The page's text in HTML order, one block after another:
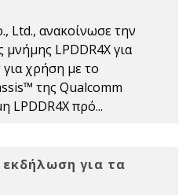
Ltd., ανακοίνωσε την
LPDDR4X για
χρήση με το
της Qualcomm
LPDDR4X πρό...
για τα